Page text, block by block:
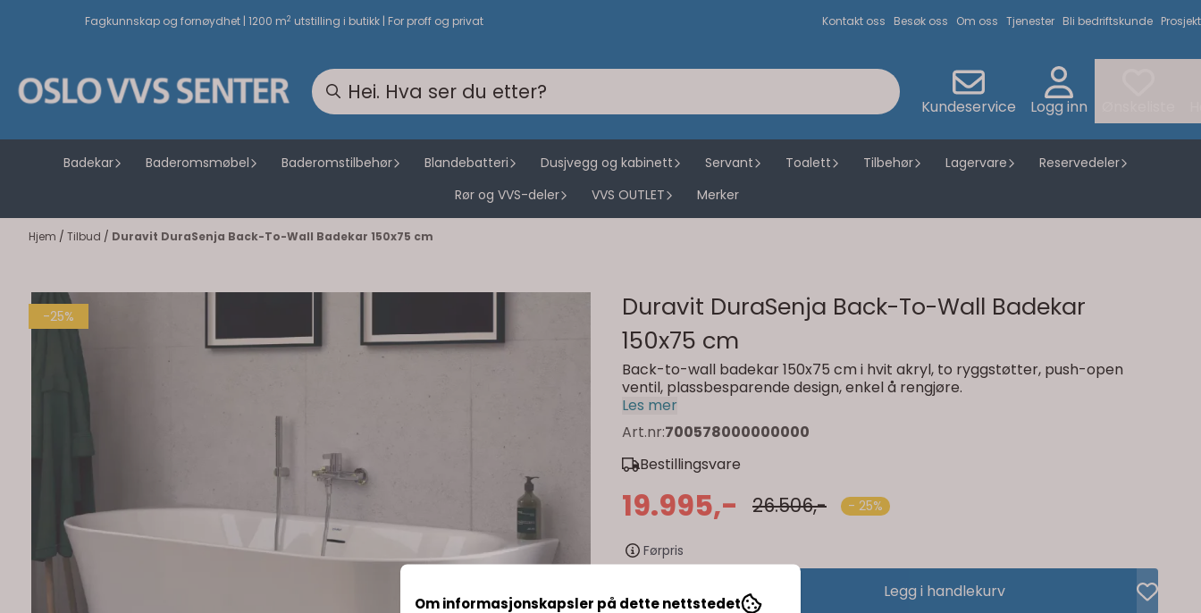
Hopp til innholdFagkunnskap og fornøydhet | 1200 m2 utstilling i butikk | For proff og privat Kontakt oss Besøk oss Om oss Tjenester Bli bedriftskunde Prosjekt
Kundeservice Logg inn
Badekar Baderomsmøbel Baderomstilbehør Blandebatteri Dusjvegg og kabinett Servant Toalett Tilbehør Lagervare
Reservedeler
Rør og VVS-deler
VVS OUTLET Merker
Hjem / Tilbud / Duravit DuraSenja Back-To-Wall Badekar 150x75 cm
-25%
Duravit DuraSenja Back-To-Wall Badekar
150x75 cm
Back-to-wall badekar 150x75 cm i hvit akryl, to ryggstøtter, push-open
ventil, plassbesparende design, enkel å rengjøre.
Les mer
Art.nr:700578000000000
Bestillingsvare
19.995,- 26.506,- - 25%
Førpris
Legg i handlekurv
Om informasjonskapsler på dette nettstedet